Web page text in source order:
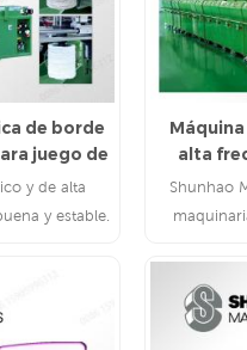
de borde
juego de
y de alta
y estable.
alta
Shunhao